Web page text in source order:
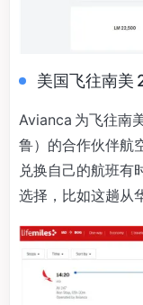
美国飞往南美
Avianca 为飞往南
鲁）的合作伙伴航
兑换自己的航班有
选择，比如这趟从